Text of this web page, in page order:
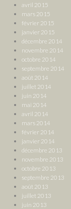
avril 2015
mars 2015
février 2015
janvier 2015
décembre 2014
novembre 2014
octobre 2014
septembre 2014
août 2014
juillet 2014
juin 2014
mai 2014
avril 2014
mars 2014
février 2014
janvier 2014
décembre 2013
novembre 2013
octobre 2013
septembre 2013
août 2013
juillet 2013
juin 2013